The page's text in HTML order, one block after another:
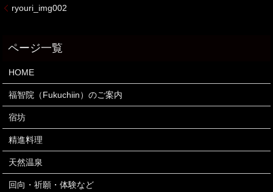
ryouri_img002
HOME
福智院（Fukuchiin）のご案内
宿坊
精進料理
天然温泉
回向・祈願・体験など